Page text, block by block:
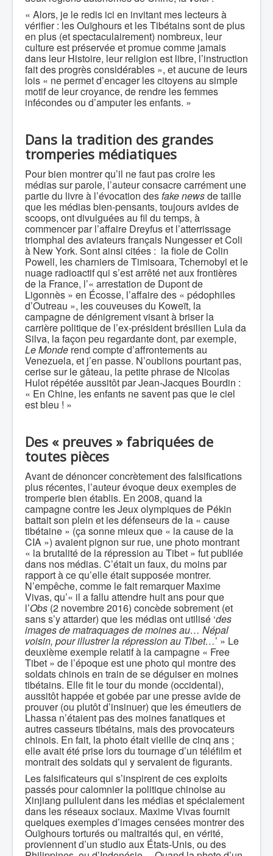
« Alors, je le redis ici en invitant mes lecteurs à
vérifier : les Ouïghours et les Tibétains sont de plus
en plus (et spectaculairement) nombreux, leur
culture est préservée et promue comme jamais
dans leur Histoire, leur religion est libre, l’instruction
fait des progrès considérables », et aucune de leurs
lois « ne permet d’encager les citoyens au simple
motif de leur croyance, de rendre les femmes
infécondes ou d’amputer les enfants. »
Dans la tradition des grandes
tromperies médiatiques
Pour bien montrer qu’il ne faut pas croire les
médias sur parole, l’auteur consacre carrément une
partie du livre à l’évocation desfake newsde taille
que les médias bien-pensants, toujours avides de
scoops, ont divulguées au fil du temps, à
commencer par l’affaire Dreyfus et l’atterrissage
triomphal des aviateurs français Nungesser et Coli
à New York. Sont ainsi citées : la fiole de Colin
Powell, les charniers de Timisoara, Tchernobyl et le
nuage radioactif qui s’est arrêté net aux frontières
de la France, l’« arrestation de Dupont de
Ligonnès » en Écosse, l’affaire des « pédophiles
d’Outreau », les couveuses du Koweït, la
campagne de dénigrement visant à briser la
carrière politique de l’ex-président brésilien Lula da
Silva, la façon peu regardante dont, par exemple,
Le Monde rend compte d’affrontements au
Venezuela, et j’en passe. N’oublions pourtant pas,
cerise sur le gâteau, la petite phrase de Nicolas
Hulot répétée aussitôt par Jean-Jacques Bourdin :
« En Chine, les enfants ne savent pas que le ciel
est bleu ! »
Des « preuves » fabriquées de
toutes pièces
Avant de dénoncer concrètement des falsifications
plus récentes, l’auteur évoque deux exemples de
tromperie bien établis. En 2008, quand la
campagne contre les Jeux olympiques de Pékin
battait son plein et les défenseurs de la « cause
tibétaine » (ça sonne mieux que « la cause de la
CIA ») avaient pignon sur rue, une photo montrant
« la brutalité de la répression au Tibet » fut publiée
dans nos médias. C’était un faux, du moins par
rapport à ce qu’elle était supposée montrer.
N’empêche, comme le fait remarquer Maxime
Vivas, qu’« il a fallu attendre huit ans pour que
l’Obs (2 novembre 2016) concède sobrement (et
sans s’y attarder) que les médias ont utilisé ‘des
images de matraquages de moines au… Népal
voisin, pour illustrer la répression au Tibet…’ » Le
deuxième exemple relatif à la campagne « Free
Tibet » de l’époque est une photo qui montre des
soldats chinois en train de se déguiser en moines
tibétains. Elle fit le tour du monde (occidental),
aussitôt happée et gobée par une presse avide de
prouver (ou plutôt d’insinuer) que les émeutiers de
Lhassa n’étaient pas des moines fanatiques et
autres casseurs tibétains, mais des provocateurs
chinois. En fait, la photo était vieille de cinq ans ;
elle avait été prise lors du tournage d’un téléfilm et
montrait des soldats qui y servaient de figurants.
Les falsificateurs qui s’inspirent de ces exploits
passés pour calomnier la politique chinoise au
Xinjiang pullulent dans les médias et spécialement
dans les réseaux sociaux. Maxime Vivas fournit
quelques exemples d’images censées montrer des
Ouïghours torturés ou maltraités qui, en vérité,
proviennent d’un studio aux États-Unis, ou des